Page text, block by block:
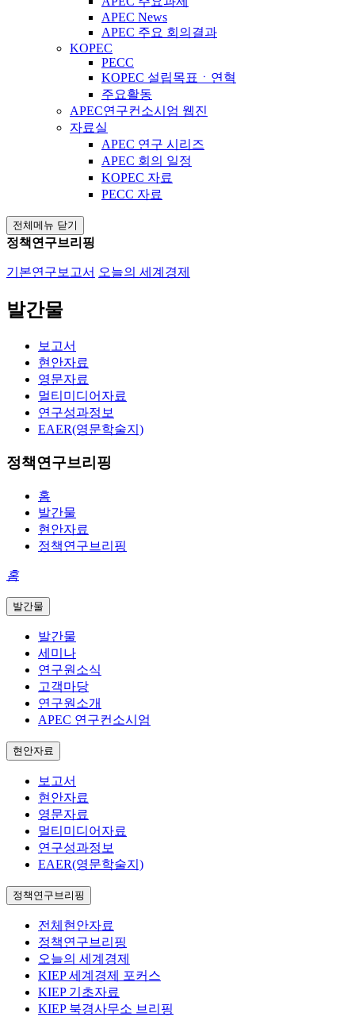
APEC News
APEC 주요 회의결과
KOPEC
PECC
KOPEC 설립목표ㆍ연혁
주요활동
APEC연구컨소시엄 웹진
자료실
APEC 연구 시리즈
APEC 회의 일정
KOPEC 자료
PECC 자료
전체메뉴 닫기
정책연구브리핑
기본연구보고서 오늘의 세계경제
발간물
보고서
현안자료
영문자료
멀티미디어자료
연구성과정보
EAER(영문학술지)
정책연구브리핑
홈
발간물
현안자료
정책연구브리핑
홈
발간물
발간물
세미나
연구원소식
고객마당
연구원소개
APEC 연구컨소시엄
현안자료
보고서
현안자료
영문자료
멀티미디어자료
연구성과정보
EAER(영문학술지)
정책연구브리핑
전체현안자료
정책연구브리핑
오늘의 세계경제
KIEP 세계경제 포커스
KIEP 기초자료
KIEP 북경사무소 브리핑